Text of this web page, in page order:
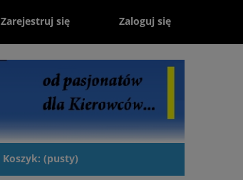
Zarejestruj się Zaloguj się
Koszyk: (pusty)